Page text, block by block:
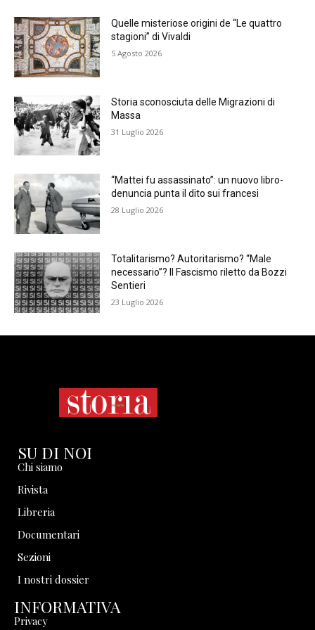
Quelle misteriose origini de “Le quattro
stagioni” di Vivaldi
5 Agosto 2026
Storia sconosciuta delle Migrazioni di
Massa
31 Luglio 2026
“Mattei fu assassinato”: un nuovo libro-
denuncia punta il dito sui francesi
28 Luglio 2026
Totalitarismo? Autoritarismo? “Male
necessario”? Il Fascismo riletto da Bozzi
Sentieri
23 Luglio 2026
SU DI NOI
Chi siamo
Rivista
Libreria
Documentari
Sezioni
I nostri dossier
INFORMATIVA
Privacy